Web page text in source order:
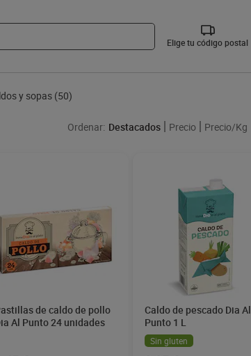
Elige tu código postal
y sopas (50)
Ordenar: Destacados Precio Precio/Kg
de caldo de pollo
Al Punto 24 unidades
Caldo de pescado Dia Al
Punto 1 L
Sin gluten